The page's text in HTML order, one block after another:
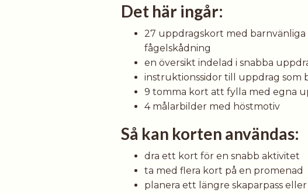
Det här ingår:
27 uppdragskort med barnvänliga
fågelskådning
en översikt indelad i snabba
instruktionssidor till uppdrag som
9 tomma kort att fylla med egna
4 målarbilder med höstmotiv
Så kan korten användas:
dra ett kort för en snabb aktivitet
ta med flera kort på en promenad
planera ett längre skaparpass